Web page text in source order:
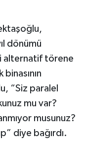
dönümü
alternatif törene
“Siz paralel
mu var?
musunuz?
diye bağırdı.